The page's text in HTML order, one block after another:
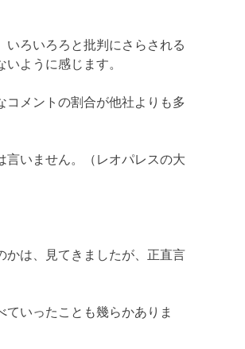
ろいろろと批判にさらされる
ように感じます。
コメントの割合が他社よりも多
言いません。（レオパレスの大
かは、見てきましたが、正直言
いったことも幾らかありま